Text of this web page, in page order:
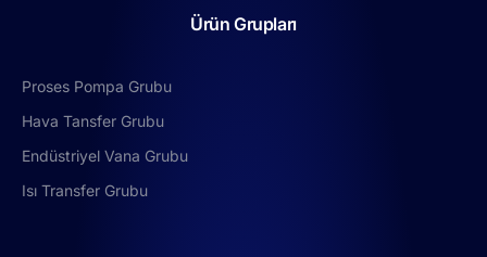
Ürün Grupları
Proses Pompa Grubu
Hava Tansfer Grubu
Endüstriyel Vana Grubu
Isı Transfer Grubu